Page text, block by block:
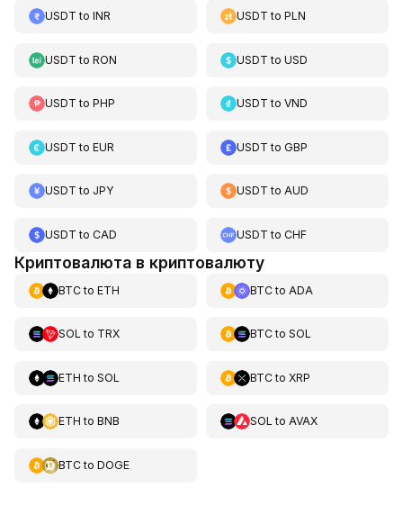
USDT to INR USDT toPLN
USDT to RON USDT toUSD
USDT to PHP USDT toVND
USDT to EUR USDT toGBP
USDT to JPY USDT toAUD
USDT to CAD USDT toCHF
Криптовалюта в криптовалюту
BTCto ETH BTCto ADA
SOL to TRX BTCto SOL
ETH to SOL BTCto XRP
ETH to BNB SOL to AVAX
BTCto DOGE